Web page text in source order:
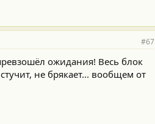
#67
ожидания! Весь блок
не брякает... вообщем от